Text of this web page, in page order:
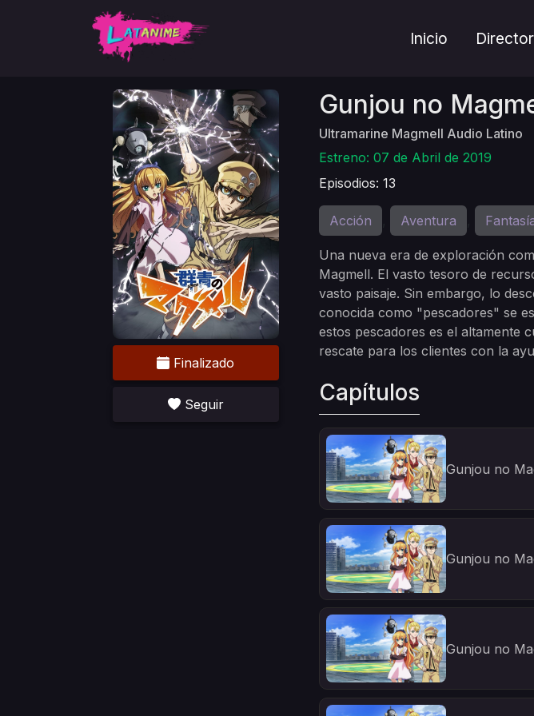
Inicio
Finalizado
Seguir
Gunjou no
Ultramarine Magmell Audio Latino
Estreno: 07 de Abril de 2019
Episodios: 13
Acción Aventura
Una nueva era de exploración
Magmell. El vasto tesoro de
vasto paisaje. Sin embargo, lo
conocida como "pescadores" se
estos pescadores es el altamente
rescate para los clientes con la
Capítulos
Gunjou no
Gunjou no
Gunjou no